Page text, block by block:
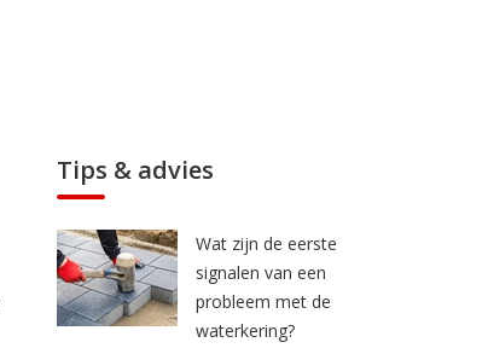
Tips & advies
Wat zijn de eerste
signalen van een
probleem met de
waterkering?